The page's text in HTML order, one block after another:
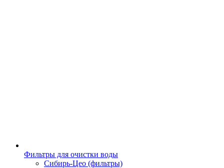
Фильтры для очистки воды
Сибирь-Цео (фильтры)